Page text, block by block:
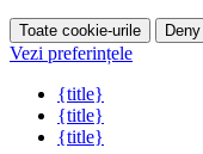
Toate cookie-urile Deny
Vezi preferințele
{title}
{title}
{title}